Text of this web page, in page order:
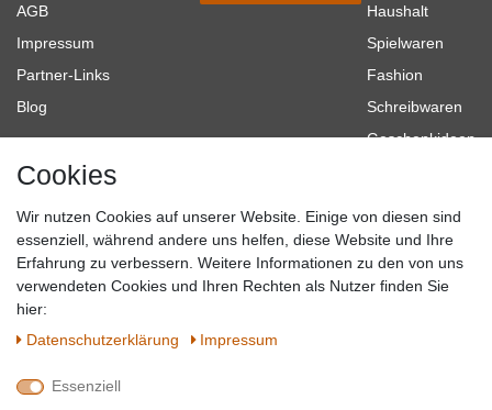
AGB
Impressum
Partner-Links
Blog
Haushalt
Spielwaren
Fashion
Schreibwaren
Geschenkideen
Topmarken
SICHER EINKAUFEN
QUALITÄT
WIR AKZEPTIEREN
Cookies
Wir nutzen Cookies auf unserer Website. Einige von diesen sind
essenziell, während andere uns helfen, diese Website und Ihre
Erfahrung zu verbessern. Weitere Informationen zu den von uns
verwendeten Cookies und Ihren Rechten als Nutzer finden Sie
hier:
Daten­schutz­erklärung
Impressum
Essenziell